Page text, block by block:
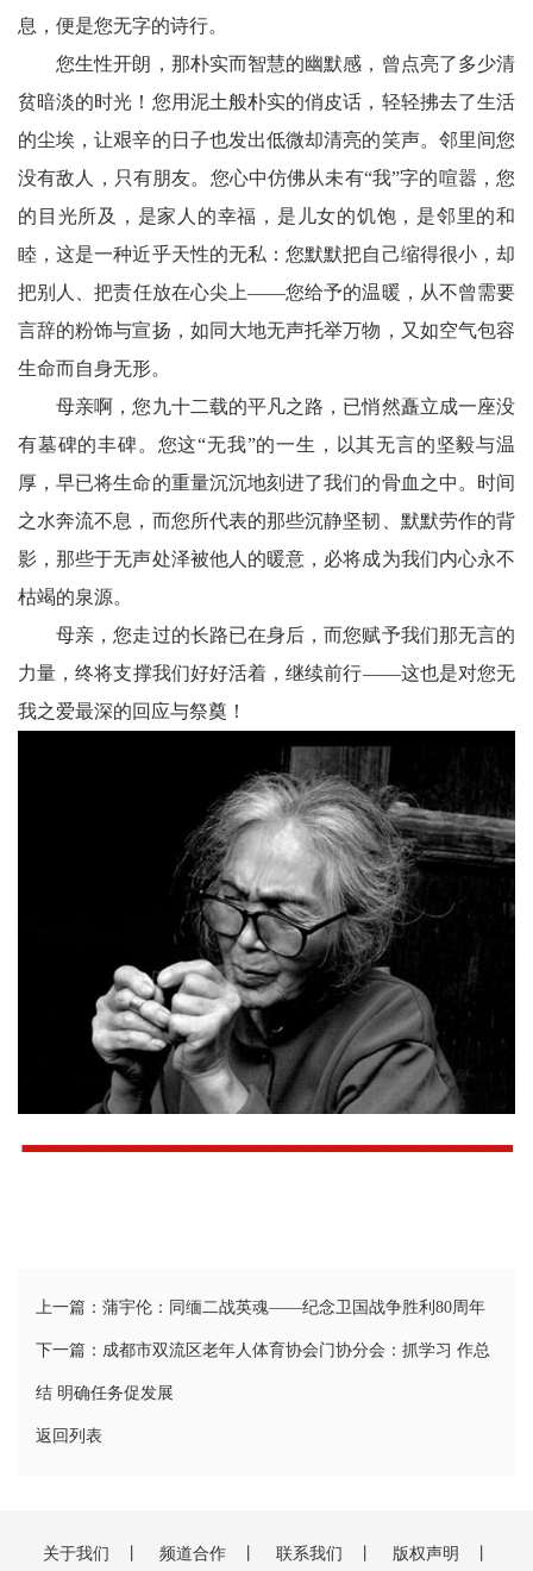
播
生
播
报
视
播
报
会
播
息，便是您无字的诗行。
您生性开朗，那朴实而智慧的幽默感，曾点亮了多少清
贫暗淡的时光！您用泥土般朴实的俏皮话，轻轻拂去了生活
的尘埃，让艰辛的日子也发出低微却清亮的笑声。邻里间您
没有敌人，只有朋友。您心中仿佛从未有“我”字的喧嚣，您
的目光所及，是家人的幸福，是儿女的饥饱，是邻里的和
睦，这是一种近乎天性的无私：您默默把自己缩得很小，却
把别人、把责任放在心尖上——您给予的温暖，从不曾需要
言辞的粉饰与宣扬，如同大地无声托举万物，又如空气包容
生命而自身无形。
母亲啊，您九十二载的平凡之路，已悄然矗立成一座没
有墓碑的丰碑。您这“无我”的一生，以其无言的坚毅与温
厚，早已将生命的重量沉沉地刻进了我们的骨血之中。时间
之水奔流不息，而您所代表的那些沉静坚韧、默默劳作的背
影，那些于无声处泽被他人的暖意，必将成为我们内心永不
枯竭的泉源。
母亲，您走过的长路已在身后，而您赋予我们那无言的
力量，终将支撑我们好好活着，继续前行——这也是对您无
我之爱最深的回应与祭奠！
上一篇：蒲宇伦：同缅二战英魂——纪念卫国战争胜利80周年
下一篇：成都市双流区老年人体育协会门协分会：抓学习 作总
结 明确任务促发展
返回列表
关于我们 频道合作 联系我们 版权声明